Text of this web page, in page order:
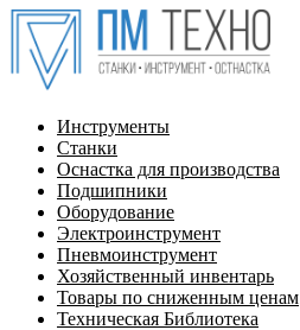
Инструменты
Станки
Оснастка для производства
Подшипники
Оборудование
Электроинструмент
Пневмоинструмент
Хозяйственный инвентарь
Товары по сниженным ценам
Техническая Библиотека